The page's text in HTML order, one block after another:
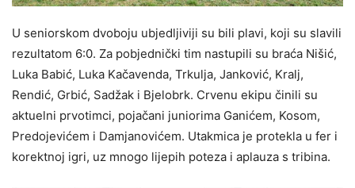
U seniorskom dvoboju ubjedljiviji su bili plavi, koji su slavili
rezultatom 6:0. Za pobjednički tim nastupili su braća Nišić,
Luka Babić, Luka Kačavenda, Trkulja, Janković, Kralj,
Rendić, Grbić, Sadžak i Bjelobrk. Crvenu ekipu činili su
aktuelni prvotimci, pojačani juniorima Ganićem, Kosom,
Predojevićem i Damjanovićem. Utakmica je protekla u fer i
korektnoj igri, uz mnogo lijepih poteza i aplauza s tribina.